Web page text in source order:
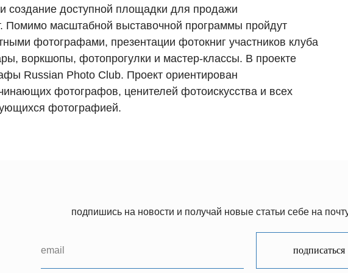
создание доступной площадки для продажи
Помимо масштабной выставочной программы пройдут
фотографами, презентации фотокниг участников клуба
воркшопы, фотопрогулки и мастер-классы. В проекте
Russian Photo Club. Проект ориентирован
фотографов, ценителей фотоискусства и всех
фотографией.
подпишись на новости и получай новые статьи себе на
подписаться